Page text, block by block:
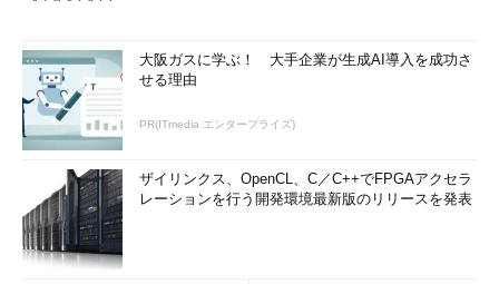
大阪ガスに学ぶ！ 大手企業が生成AI導入を成功さ
せる理由
PR(ITmedia エンタープライズ)
ザイリンクス、OpenCL、C／C++でFPGAアクセラ
レーションを行う開発環境最新版のリリースを発表